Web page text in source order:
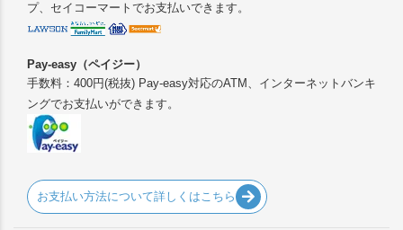
プ、セイコーマートでお支払いできます。
Pay-easy（ペイジー）
手数料：400円(税抜) Pay-easy対応のATM、インターネットバンキ
ングでお支払いができます。
お支払い方法について詳しくはこちら